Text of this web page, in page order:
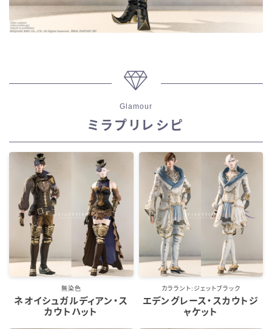
マスク
ノースリーブ
半袖
五分袖
七分袖
八分袖
東方風デザイン
Glamour
ミラプリレシピ
無染色
ネオイシュガルディアン・ス
カウトハット
カララント:ジェットブラック
エデングレース・スカウトジ
ャケット